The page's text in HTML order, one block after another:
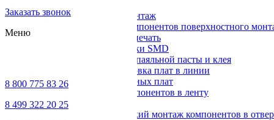
Заказать звонок
Меню
8 800 775 83 26
8 499 322 20 25
Поверхностный монтаж
Установка компонентов поверхностного
Трафаретная печать
Печи для пайки SMD
Дозирование паяльной пасты и клея
Транспортировка плат в линии
Ремонт печатных плат
Упаковка компонентов в ленту
Выводной монтаж
Автоматический монтаж компонентов в